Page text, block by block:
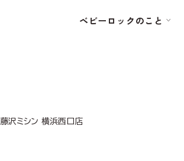
ベビーロックのこと
藤沢ミシン 横浜西口店